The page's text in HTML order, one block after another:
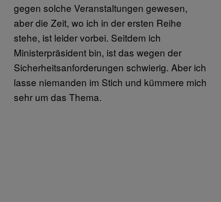
gegen solche Veranstaltungen gewesen,
aber die Zeit, wo ich in der ersten Reihe
stehe, ist leider vorbei. Seitdem ich
Ministerpräsident bin, ist das wegen der
Sicherheitsanforderungen schwierig. Aber ich
lasse niemanden im Stich und kümmere mich
sehr um das Thema.